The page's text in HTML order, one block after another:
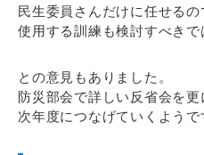
民生委員さんだけに任せるの
使用する訓練も検討すべきで
との意見もありました。
防災部会で詳しい反省会を更
次年度につなげていくようで